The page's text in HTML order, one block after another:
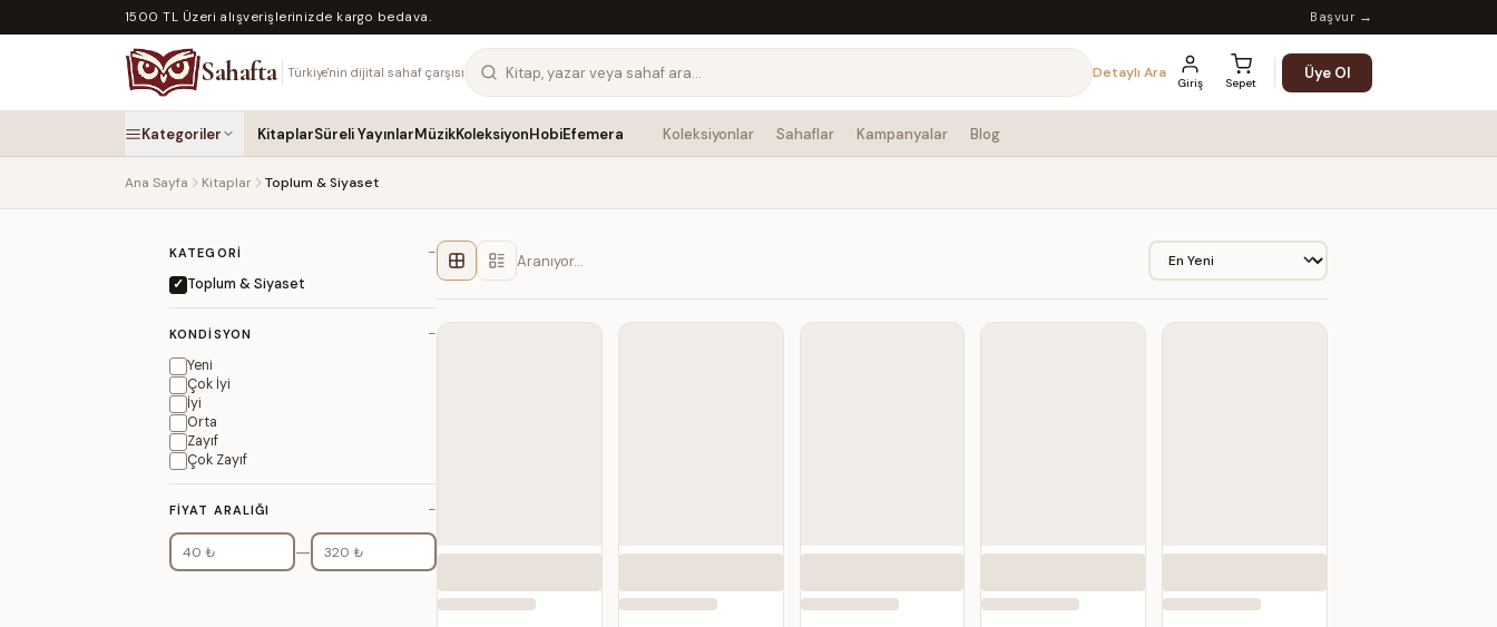
1500 TL Üzeri alışverişlerinizde kargo bedava. Başvur →
Sahafta Türkiye'nin dijital sahaf çarşısı Detaylı Ara
Giriş Sepet
Üye Ol
Kategoriler KitaplarSüreli YayınlarMüzikKoleksiyonHobiEfemera Koleksiyonlar Sahaflar Kampanyalar Blog
Ana Sayfa Kitaplar Toplum & Siyaset
KATEGORI −
Toplum & Siyaset
KONDISYON −
Yeni
Çok İyi
İyi
Orta
Zayıf
Çok Zayıf
FIYAT ARALIĞI −
—
Aranıyor…